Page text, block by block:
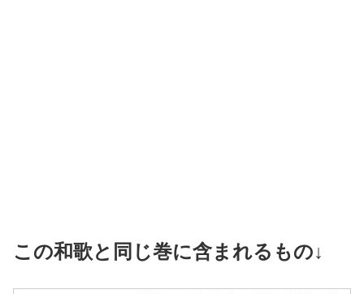
この和歌と同じ巻に含まれるもの↓